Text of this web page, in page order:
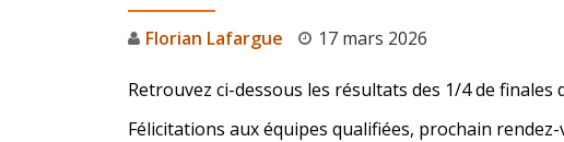
Florian Lafargue 17 mars 2026
Retrouvez ci-dessous les résultats des 1/4 de
Félicitations aux équipes qualifiées, prochain